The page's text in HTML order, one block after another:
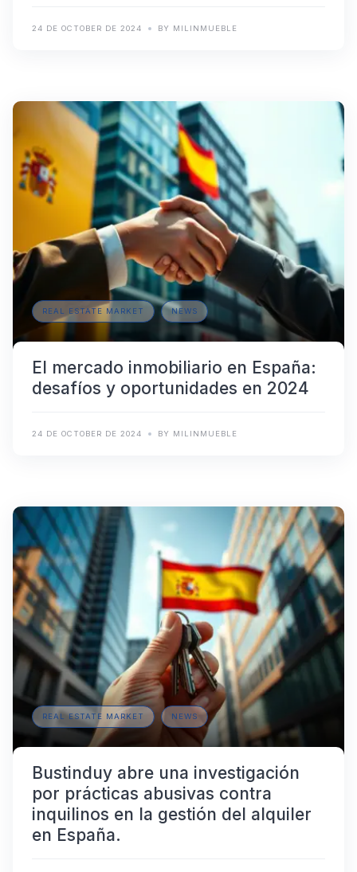
24 DE OCTOBER DE 2024 BY MILINMUEBLE
REAL ESTATE MARKET NEWS
El mercado inmobiliario en España:
desafíos y oportunidades en 2024
24 DE OCTOBER DE 2024 BY MILINMUEBLE
REAL ESTATE MARKET NEWS
Bustinduy abre una investigación
por prácticas abusivas contra
inquilinos en la gestión del alquiler
en España.